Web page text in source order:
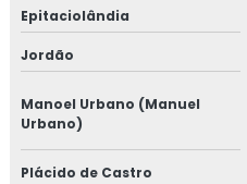
Epitaciolândia
Jordão
Manoel Urbano (Manuel
Urbano)
Plácido de Castro